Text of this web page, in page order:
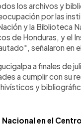
los archivos y
por las
y la Biblioteca
de Honduras, y el
señalaron en
a finales de
a cumplir con su
y
en el